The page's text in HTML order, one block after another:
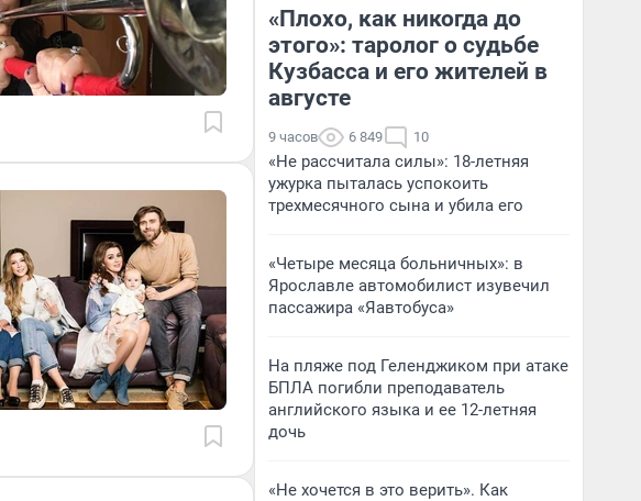
«Плохо, как никогда до
этого»: таролог о судьбе
Кузбасса и его жителей в
августе
9 часов 6 849 10
«Не рассчитала силы»: 18-летняя
ужурка пыталась успокоить
трехмесячного сына и убила его
«Четыре месяца больничных»: в
Ярославле автомобилист изувечил
пассажира «Яавтобуса»
На пляже под Геленджиком при атаке
БПЛА погибли преподаватель
английского языка и ее 12-летняя
дочь
«Не хочется в это верить». Как